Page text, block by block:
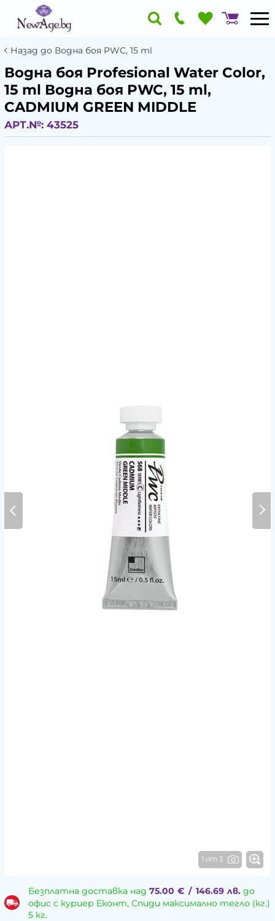
Назад до Водна боя PWC, 15 ml
Водна боя Profesional Water Color,
15 ml Водна боя PWC, 15 ml,
CADMIUM GREEN MIDDLE
АРТ.№: 43525
1 от 3
Безплатна доставка над 75.00 € / 146.69 лв.до
офис с куриер Еконт, Спиди максимално тегло (кг.)
5 кг.